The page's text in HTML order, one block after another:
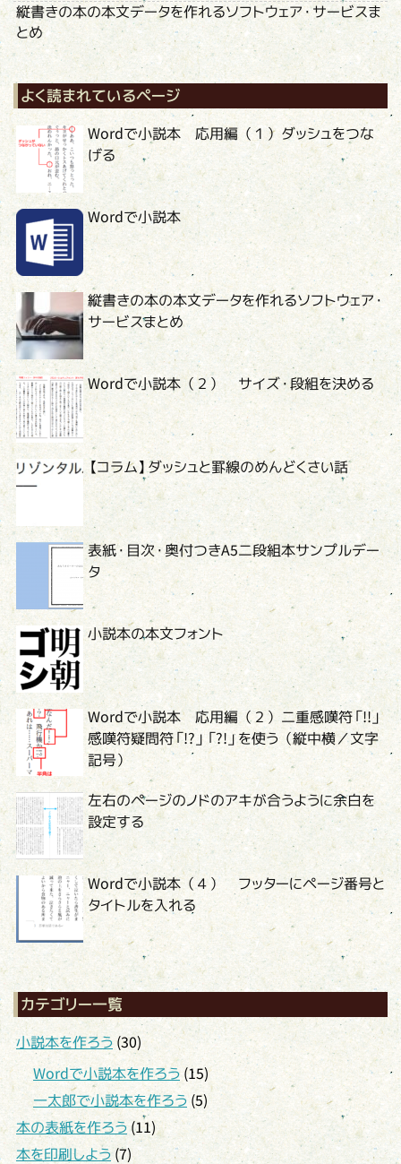
縦書きの本の本文データを作れるソフトウェア・サービスま
とめ
よく読まれているページ
Wordで小説本 応用編（１）ダッシュをつな
げる
Wordで小説本
縦書きの本の本文データを作れるソフトウェア・
サービスまとめ
Wordで小説本（２） サイズ・段組を決める
【コラム】ダッシュと罫線のめんどくさい話
表紙・目次・奥付つきA5二段組本サンプルデー
タ
小説本の本文フォント
Wordで小説本 応用編（２）二重感嘆符「!!」
感嘆符疑問符「!?」「?!」を使う（縦中横／文字
記号）
左右のページのノドのアキが合うように余白を
設定する
Wordで小説本（４） フッターにページ番号と
タイトルを入れる
カテゴリー一覧
小説本を作ろう(30)
Wordで小説本を作ろう(15)
一太郎で小説本を作ろう (5)
本の表紙を作ろう(11)
本を印刷しよう (7)